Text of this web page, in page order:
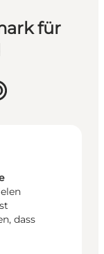
für
dass